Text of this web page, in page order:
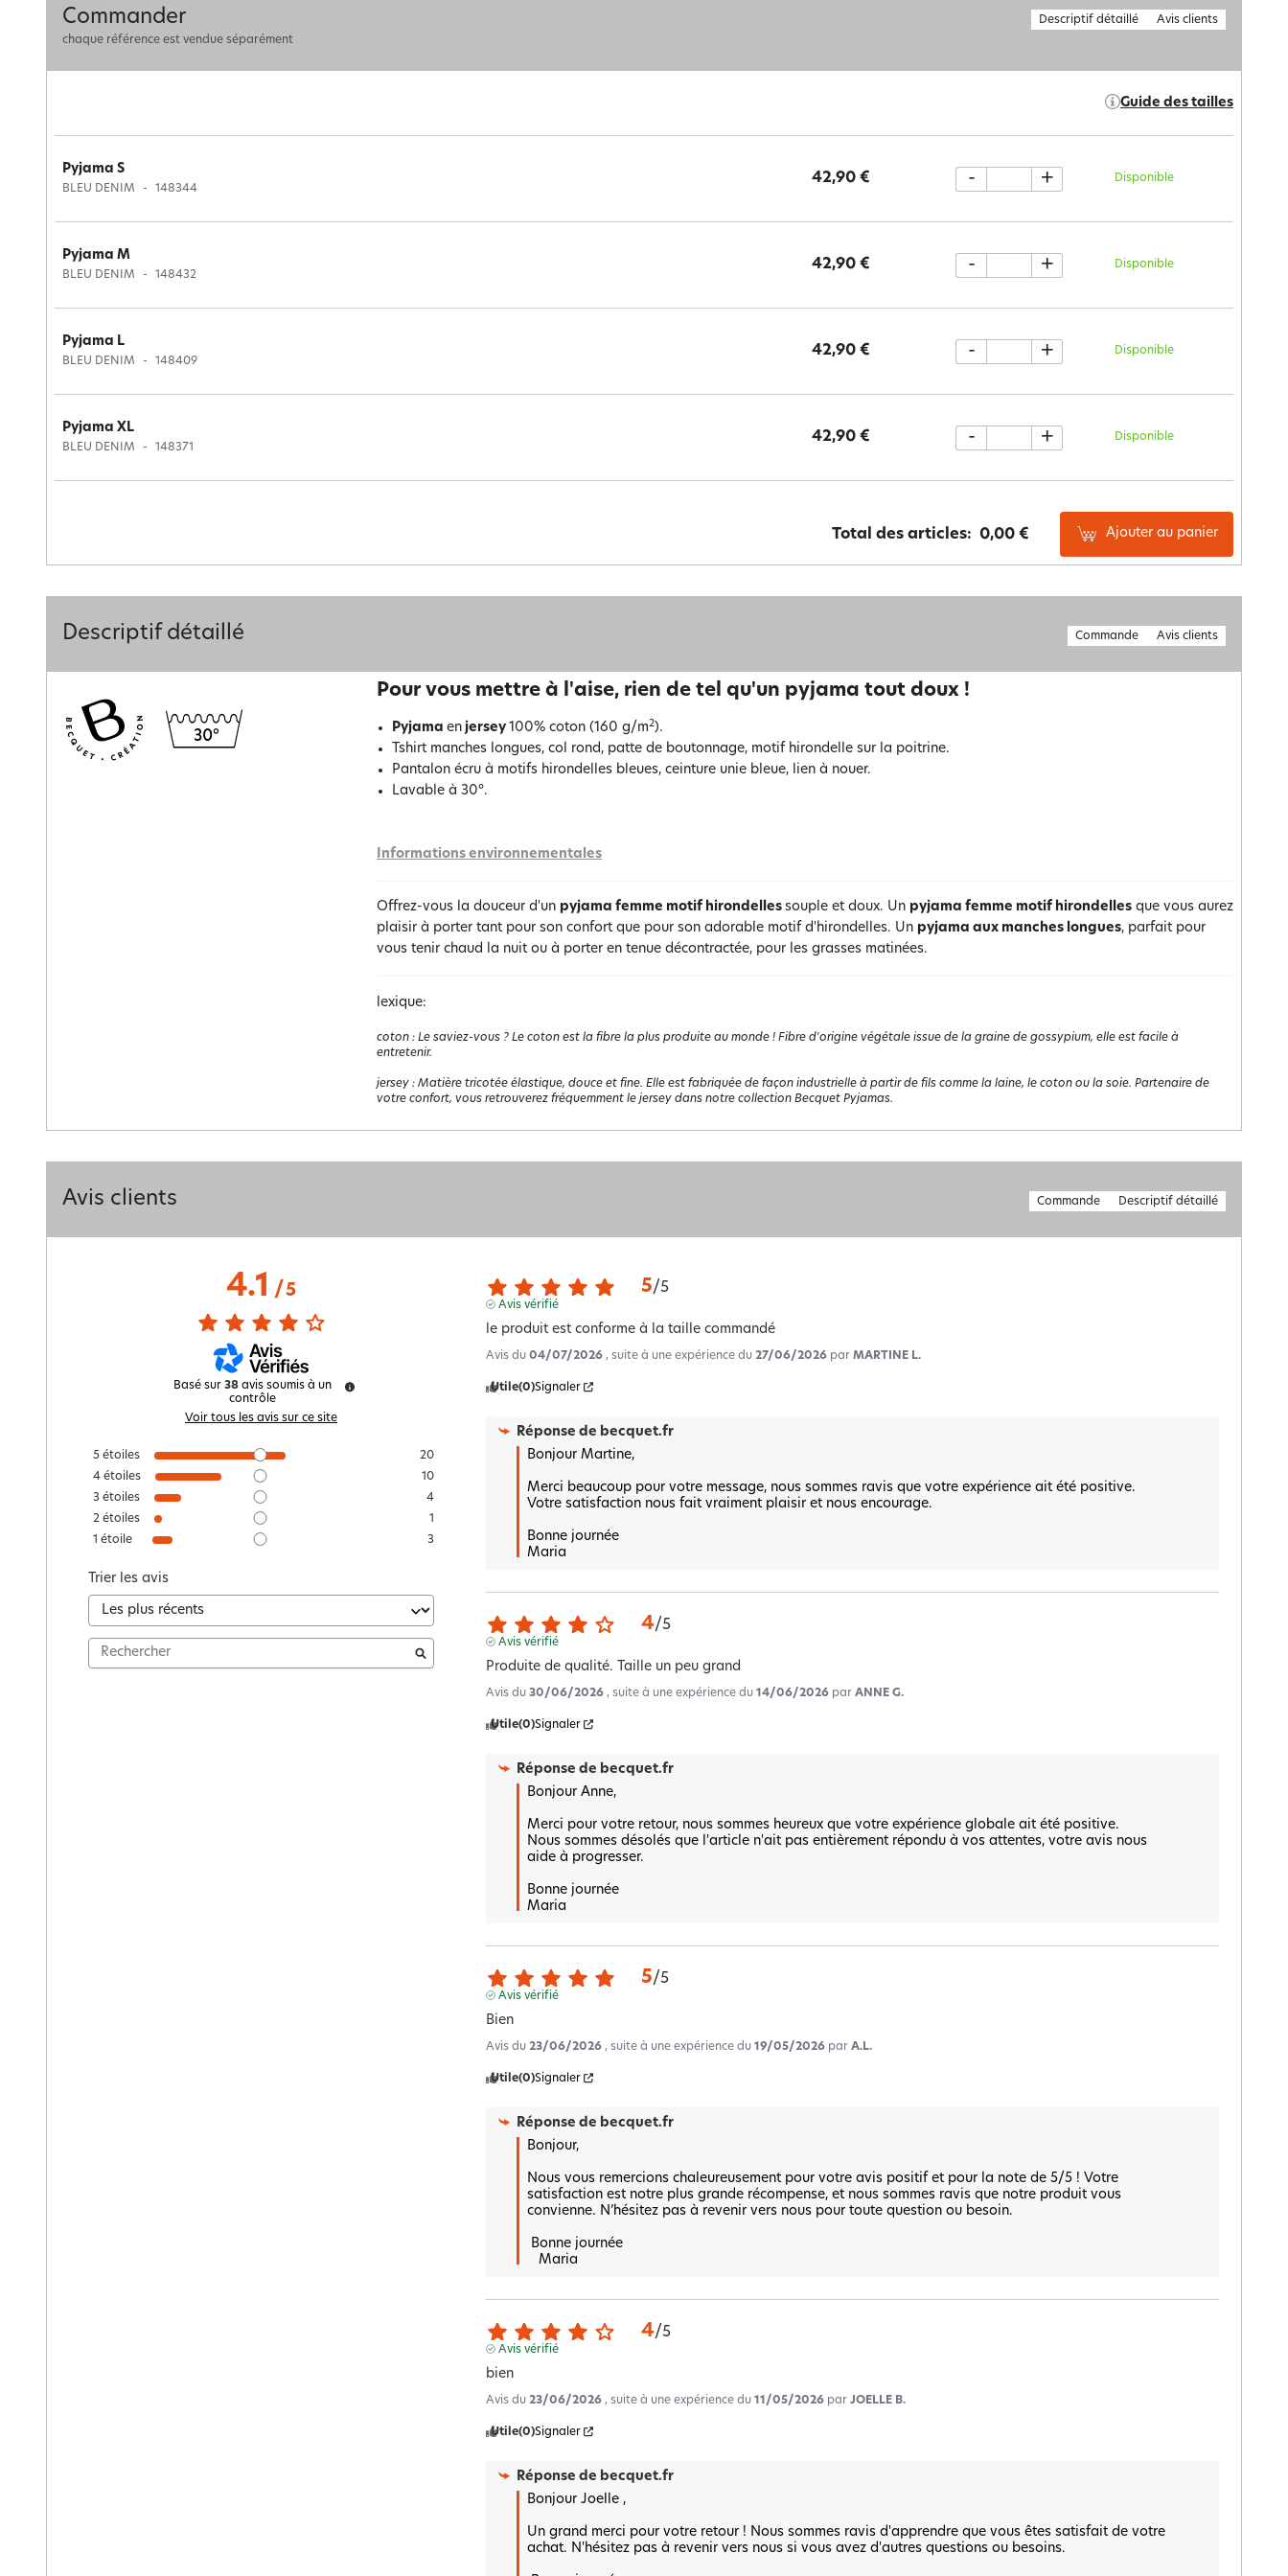
Commander
chaque référence est vendue séparément
Descriptif détaillé Avis clients
Guide des tailles
Pyjama S
BLEU DENIM 148344
42,90 € Disponible
- +
Pyjama M
BLEU DENIM 148432
42,90 € Disponible
- +
Pyjama L
BLEU DENIM 148409
42,90 € Disponible
- +
Pyjama XL
BLEU DENIM 148371
42,90 € Disponible
- +
Total des articles: 0,00 € Ajouter au panier
Descriptif détaillé Commande Avis clients
Pour vous mettre à l'aise, rien de tel qu'un pyjama tout doux !
Pyjama en jersey 100% coton (160 g/m2).
Tshirt manches longues, col rond, patte de boutonnage, motif hirondelle sur la poitrine.
Pantalon écru à motifs hirondelles bleues, ceinture unie bleue, lien à nouer.
Lavable à 30°.
Informations environnementales
Offrez-vous la douceur d'un pyjama femme motif hirondelles souple et doux. Un pyjama femme motif hirondelles que vous aurez
plaisir à porter tant pour son confort que pour son adorable motif d'hirondelles. Un pyjama aux manches longues, parfait pour
vous tenir chaud la nuit ou à porter en tenue décontractée, pour les grasses matinées.
lexique:
coton : Le saviez-vous ? Le coton est la fibre la plus produite au monde ! Fibre d'origine végétale issue de la graine de gossypium, elle est facile à
entretenir.
jersey : Matière tricotée élastique, douce et fine. Elle est fabriquée de façon industrielle à partir de fils comme la laine, le coton ou la soie. Partenaire de
votre confort, vous retrouverez fréquemment le jersey dans notre collection Becquet Pyjamas.
Avis clients Commande Descriptif détaillé
4.1/ 5
Basé sur38 avis soumis à un
contrôle
Voir tous les avis sur ce site
5 étoiles
20
4 étoiles
10
3 étoiles
4
2 étoiles
1
1 étoile 3
Trier les avis
5/5
Avis vérifié
le produit est conforme à la taille commandé
Avis du04/07/2026 , suite à une expérience du27/06/2026 parMARTINE L.
Utile(0)Signaler
Réponse de becquet.fr
Bonjour Martine,
Merci beaucoup pour votre message, nous sommes ravis que votre expérience ait été positive.
Votre satisfaction nous fait vraiment plaisir et nous encourage.
Bonne journée
Maria
4/5
Avis vérifié
Produite de qualité. Taille un peu grand
Avis du30/06/2026 , suite à une expérience du14/06/2026 parANNE G.
Utile(0)Signaler
Réponse de becquet.fr
Bonjour Anne,
Merci pour votre retour, nous sommes heureux que votre expérience globale ait été positive.
Nous sommes désolés que l'article n'ait pas entièrement répondu à vos attentes, votre avis nous
aide à progresser.
Bonne journée
Maria
5/5
Avis vérifié
Bien
Avis du23/06/2026 , suite à une expérience du19/05/2026 parA.L.
Utile(0)Signaler
Réponse de becquet.fr
Bonjour,
Nous vous remercions chaleureusement pour votre avis positif et pour la note de 5/5 ! Votre
satisfaction est notre plus grande récompense, et nous sommes ravis que notre produit vous
convienne. N’hésitez pas à revenir vers nous pour toute question ou besoin.
   Maria
4/5
Avis vérifié
bien
Avis du23/06/2026 , suite à une expérience du11/05/2026 parJOELLE B.
Utile(0)Signaler
Réponse de becquet.fr
Bonjour Joelle ,
Un grand merci pour votre retour ! Nous sommes ravis d'apprendre que vous êtes satisfait de votre
achat. N'hésitez pas à revenir vers nous si vous avez d'autres questions ou besoins.